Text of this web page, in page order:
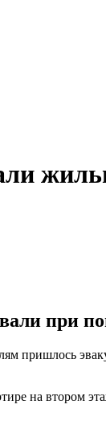
при
пришлось
на втором